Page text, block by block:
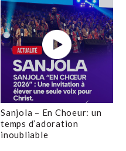
Sanjola – En Choeur: un
temps d’adoration
inoubliable